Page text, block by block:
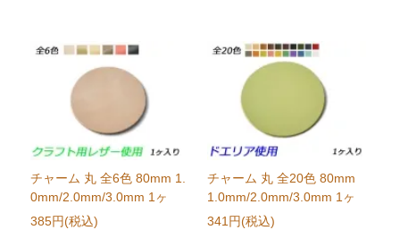
チャーム 丸 全6色 80mm 1.
0mm/2.0mm/3.0mm 1ヶ
385円(税込)
チャーム 丸 全20色 80mm
1.0mm/2.0mm/3.0mm 1ヶ
341円(税込)